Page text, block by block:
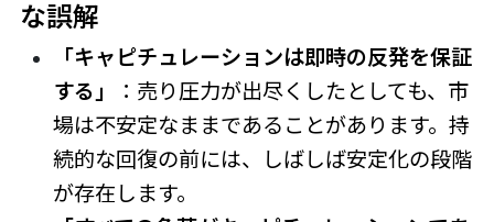
な誤解
「キャピチュレーションは即時の反発を保証
する」
：売り圧力が出尽くしたとしても、市
場は不安定なままであることがあります。持
続的な回復の前には、しばしば安定化の段階
が存在します。